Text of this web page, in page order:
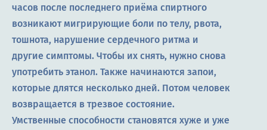
часов после последнего приёма спиртного
возникают мигрирующие боли по телу, рвота,
тошнота, нарушение сердечного ритма и
другие симптомы. Чтобы их снять, нужно снова
употребить этанол. Также начинаются запои,
которые длятся несколько дней. Потом человек
возвращается в трезвое состояние.
Умственные способности становятся хуже и уже